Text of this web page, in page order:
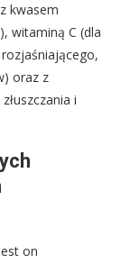
kwasem
witaminą C (dla
oraz z
i
on